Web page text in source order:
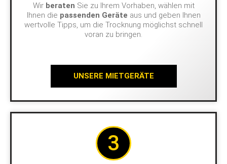
Wir beraten Sie zu Ihrem Vorhaben, wählen mit
Ihnen die passenden Geräte aus und geben Ihnen
wertvolle Tipps, um die Trocknung möglichst schnell
voran zu bringen.
UNSERE MIETGERÄTE
3